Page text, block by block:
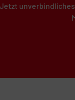
Jetzt